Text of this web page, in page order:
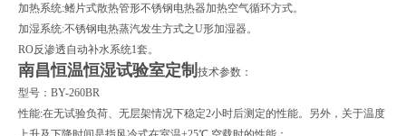
加热系统:鳍片式散热管形不锈钢电热器加热空气循环方式。
加湿系统:不锈钢电热蒸汽发生方式之U形加湿器。
RO反渗透自动补水系统1套。
南昌恒温恒湿试验室定制 技术参数：
型号：BY-260BR
性能:在无试验负荷、无层架情况下稳定2小时后测定的性能。另外，关于温度